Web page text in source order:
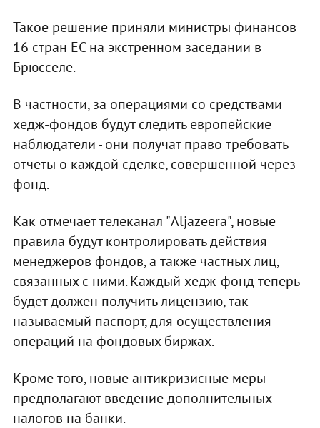
Такое решение приняли министры финансов
16 стран ЕС на экстренном заседании в
Брюсселе.
В частности, за операциями со средствами
хедж-фондов будут следить европейские
наблюдатели - они получат право требовать
отчеты о каждой сделке, совершенной через
фонд.
Как отмечает телеканал "Aljazeera", новые
правила будут контролировать действия
менеджеров фондов, а также частных лиц,
связанных с ними. Каждый хедж-фонд теперь
будет должен получить лицензию, так
называемый паспорт, для осуществления
операций на фондовых биржах.
Кроме того, новые антикризисные меры
предполагают введение дополнительных
налогов на банки.